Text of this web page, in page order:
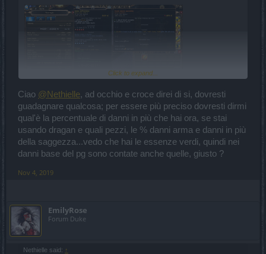
Secondo voi matematici, e in particolare@gbitche mi pare il piu'
"calcolatore" di tutti
, se crafto l'arma leggendaria in immagine
su arma fogne che ho in uso ottengo un miglioramento di quei 13-
17k di danni sulla sinistra?
O mi tengo il leggendario per una eventuale arma mago che (forse,
ma forse) droppero' nel prossimo luna piena? (che pero' non ha
quel +1527 all'impatto che, ora come ora, mi fa comodo....)
Click to expand...
Ciao @Nethielle, ad occhio e croce direi di si, dovresti
guadagnare qualcosa; per essere più preciso dovresti dirmi
qual'è la percentuale di danni in più che hai ora, se stai
usando dragan e quali pezzi, le % danni arma e danni in più
della saggezza...vedo che hai le essenze verdi, quindi nei
danni base del pg sono contate anche quelle, giusto ?
Nov 4, 2019
EmilyRose
Forum Duke
Nethielle said: ↑